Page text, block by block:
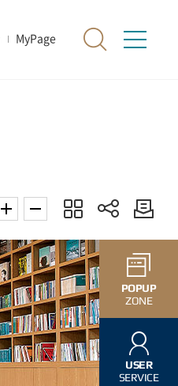
MyPage
POPUP
ZONE
USER
SERVICE